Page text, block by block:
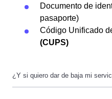
Documento de
pasaporte)
Código Unificado
(CUPS)